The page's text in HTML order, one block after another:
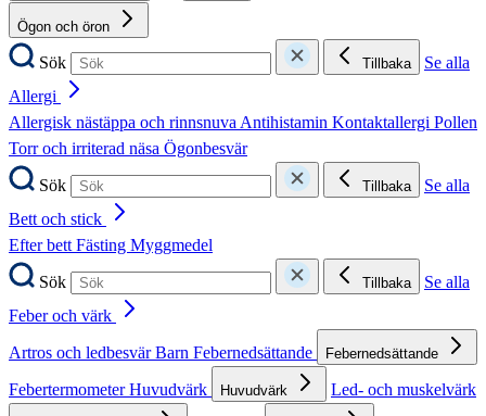
Ögon och öron
Sök Tillbaka
Se alla
Allergi
Allergisk nästäppa och rinnsnuvaAntihistamin Kontaktallergi Pollen
Torr och irriterad näsa Ögonbesvär
Sök
Tillbaka
Se alla
Bett och stick
Efter bettFästing Myggmedel
Sök
Tillbaka
Se alla
Feber och värk
Artros och ledbesvärBarn Febernedsättande Febernedsättande
FebertermometerHuvudvärk Huvudvärk Led- och muskelvärk